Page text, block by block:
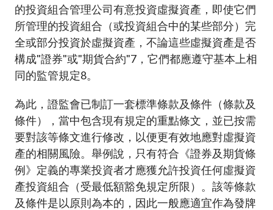
的投資組合管理公司有意投資虛擬資產，即使它們
所管理的投資組合（或投資組合中的某些部分）完
全或部分投資於虛擬資產，不論這些虛擬資產是否
構成"證券"或"期貨合約"7 ，它們都應遵守基本上相
同的監管規定8。
為此，證監會已制訂一套標準條款及條件（條款及
條件），當中包含現有規定的重點條文，並已按需
要對該等條文進行修改，以便更有效地應對虛擬資
產的相關風險。舉例說，只有符合《證券及期貨條
例》定義的專業投資者才應獲允許投資任何虛擬資
產投資組合（受最低額豁免規定所限）。該等條款
及條件是以原則為本的，因此一般應適宜作為發牌